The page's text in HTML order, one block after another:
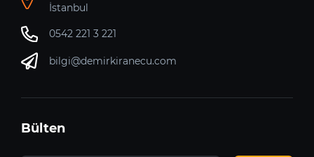
İstanbul
0542 221 3 221
bilgi@demirkiranecu.com
Bülten